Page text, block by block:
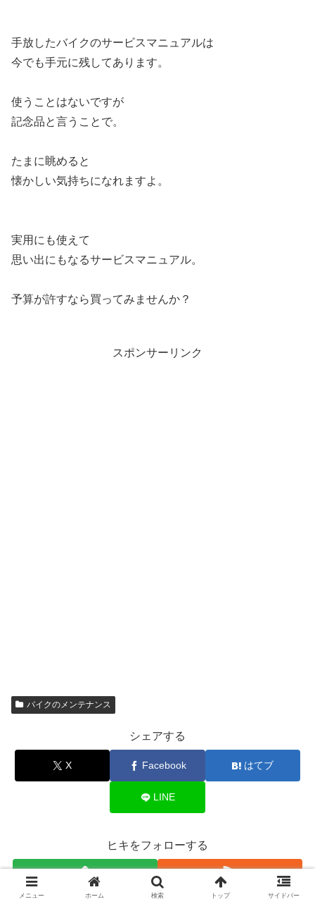
手放したバイクのサービスマニュアルは
今でも手元に残してあります。
使うことはないですが
記念品と言うことで。
たまに眺めると
懐かしい気持ちになれますよ。
実用にも使えて
思い出にもなるサービスマニュアル。
予算が許すなら買ってみませんか？
スポンサーリンク
バイクのメンテナンス
シェアする
X Facebook はてブ
LINE
ヒキをフォローする
メニュー ホーム 検索 トップ サイドバー